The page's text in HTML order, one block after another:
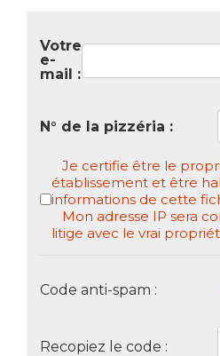
Votre
e-
mail :
N° de la pizzéria :
Je certifie être le
établissement et être
informations de cette
Mon adresse IP sera
litige avec le vrai
Code anti-spam :
Recopiez le code :